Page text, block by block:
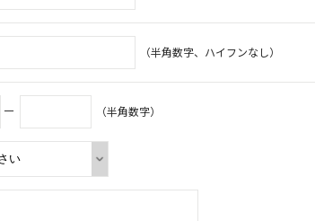
（半角数字、ハイフンなし）
－ （半角数字）